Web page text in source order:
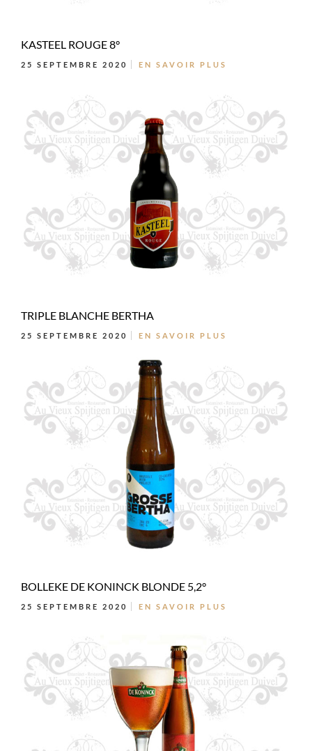
KASTEEL ROUGE 8°
25 SEPTEMBRE 2020 EN SAVOIR PLUS
TRIPLE BLANCHE BERTHA
25 SEPTEMBRE 2020 EN SAVOIR PLUS
BOLLEKE DE KONINCK BLONDE 5,2°
25 SEPTEMBRE 2020 EN SAVOIR PLUS